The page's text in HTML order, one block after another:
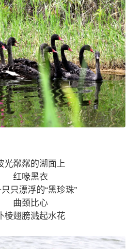
光粼粼的湖面上
红喙黑衣
只漂浮的“黑珍珠”
曲颈比心
棱翅膀溅起水花